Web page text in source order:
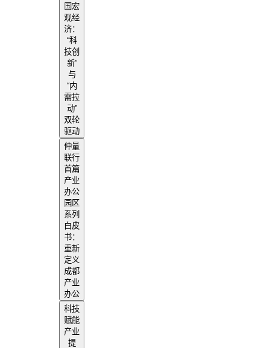
国宏
观经
济：
“科
技创
新”
与
“内
需拉
动”
双轮
驱动
仲量
联行
首篇
产业
办公
园区
系列
白皮
书：
重新
定义
成都
产业
办公
科技
赋能
产业
提